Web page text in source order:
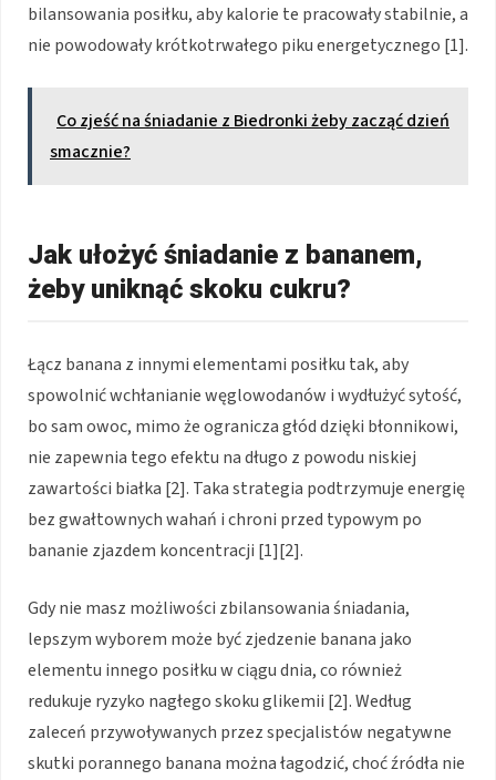
bilansowania posiłku, aby kalorie te pracowały stabilnie, a
nie powodowały krótkotrwałego piku energetycznego [1].
Co zjeść na śniadanie z Biedronki żeby zacząć dzień
smacznie?
Jak ułożyć śniadanie z bananem,
żeby uniknąć skoku cukru?
Łącz banana z innymi elementami posiłku tak, aby
spowolnić wchłanianie węglowodanów i wydłużyć sytość,
bo sam owoc, mimo że ogranicza głód dzięki błonnikowi,
nie zapewnia tego efektu na długo z powodu niskiej
zawartości białka [2]. Taka strategia podtrzymuje energię
bez gwałtownych wahań i chroni przed typowym po
bananie zjazdem koncentracji [1][2].
Gdy nie masz możliwości zbilansowania śniadania,
lepszym wyborem może być zjedzenie banana jako
elementu innego posiłku w ciągu dnia, co również
redukuje ryzyko nagłego skoku glikemii [2]. Według
zaleceń przywoływanych przez specjalistów negatywne
skutki porannego banana można łagodzić, choć źródła nie